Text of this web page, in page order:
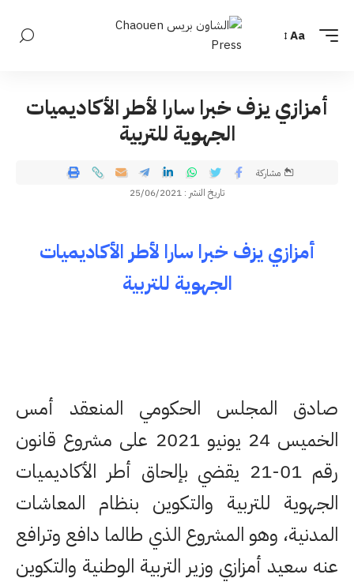
Aa
أمزازي يزف خبرا سارا لأطر الأكاديميات
الجهوية للتربية
تاريخ النشر : 25/06/2021
مشاركة
أمزازي يزف خبرا سارا لأطر الأكاديميات
الجهوية للتربية
صادق المجلس الحكومي المنعقد أمس
الخميس 24 يونيو 2021 على مشروع قانون
رقم 01-21 يقضي بإلحاق أطر الأكاديميات
الجهوية للتربية والتكوين بنظام المعاشات
المدنية، وهو المشروع الذي طالما دافع وترافع
عنه سعيد أمزازي وزير التربية الوطنية والتكوين